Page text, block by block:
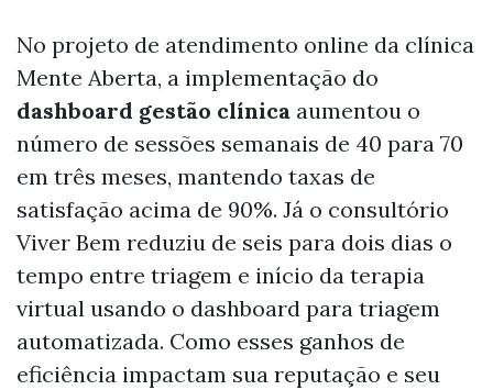
No projeto de atendimento online da clínica
Mente Aberta, a implementação do
dashboard gestão clínica aumentou o
número de sessões semanais de 40 para 70
em três meses, mantendo taxas de
satisfação acima de 90%. Já o consultório
Viver Bem reduziu de seis para dois dias o
tempo entre triagem e início da terapia
virtual usando o dashboard para triagem
automatizada. Como esses ganhos de
eficiência impactam sua reputação e seu